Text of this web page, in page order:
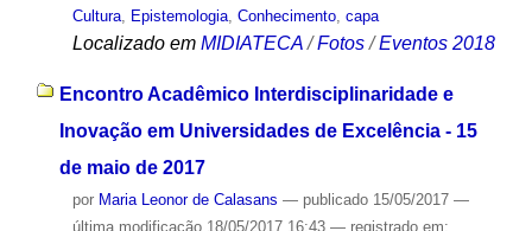
Cultura, Epistemologia, Conhecimento, capa
Localizado em MIDIATECA /Fotos /Eventos 2018
Encontro Acadêmico Interdisciplinaridade e
Inovação em Universidades de Excelência - 15
de maio de 2017
por Maria Leonor de Calasans — publicado15/05/2017 —
última modificação18/05/2017 16:43 — registrado em: